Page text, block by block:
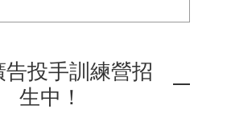
告投手訓練營招
生中！